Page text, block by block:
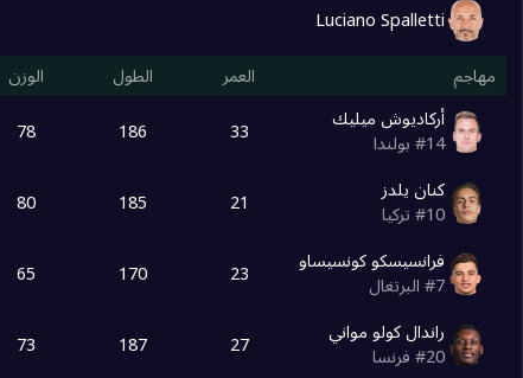
Luciano Spalletti
مهاجم
العمر الطول الوزن
أركاديوش ميليك
#14 بولندا 33
186
78
كنان يلدز
#10 تركيا 21
185
80
فرانسيسكو كونسيساو
#7 البرتغال 23
170
65
راندال كولو مواني
#20 فرنسا 27
187
73